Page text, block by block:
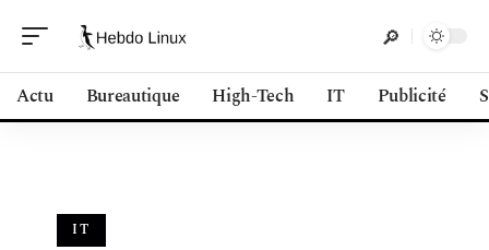
Actu Bureautique High-Tech IT Publicité
IT